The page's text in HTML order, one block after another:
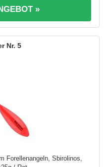
»
5
Forellenangeln, Sbirolinos,